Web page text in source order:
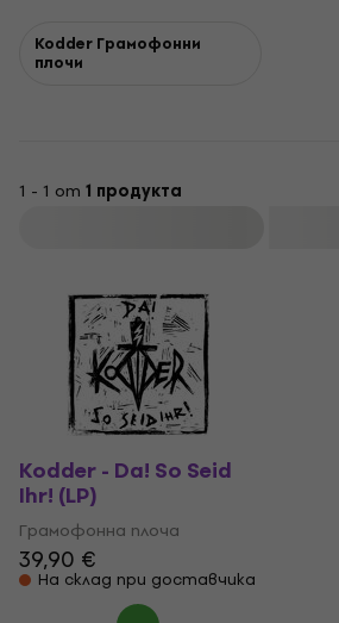
Kodder Грамофонни
плочи
1 - 1 от 1 продукта
Kodder - Da! So Seid
Ihr! (LP)
Грамофонна плоча
39,90 €
На склад при доставчика